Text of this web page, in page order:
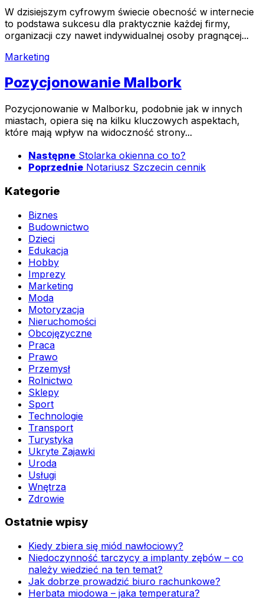
W dzisiejszym cyfrowym świecie obecność w internecie
to podstawa sukcesu dla praktycznie każdej firmy,
organizacji czy nawet indywidualnej osoby pragnącej...
Marketing
Pozycjonowanie Malbork
Pozycjonowanie w Malborku, podobnie jak w innych
miastach, opiera się na kilku kluczowych aspektach,
które mają wpływ na widoczność strony...
Następne Stolarka okienna co to?
Poprzednie Notariusz Szczecin cennik
Kategorie
Biznes
Budownictwo
Dzieci
Edukacja
Hobby
Imprezy
Marketing
Moda
Motoryzacja
Nieruchomości
Obcojęzyczne
Praca
Prawo
Przemysł
Rolnictwo
Sklepy
Sport
Technologie
Transport
Turystyka
Ukryte Zajawki
Uroda
Usługi
Wnętrza
Zdrowie
Ostatnie wpisy
Kiedy zbiera się miód nawłociowy?
Niedoczynność tarczycy a implanty zębów – co
należy wiedzieć na ten temat?
Jak dobrze prowadzić biuro rachunkowe?
Herbata miodowa – jaka temperatura?